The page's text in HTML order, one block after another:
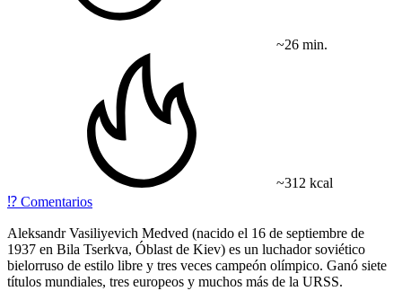
~26 min.
~312 kcal
⁉️ Comentarios
Aleksandr Vasiliyevich Medved (nacido el 16 de septiembre de
1937 en Bila Tserkva, Óblast de Kiev) es un luchador soviético
bielorruso de estilo libre y tres veces campeón olímpico. Ganó siete
títulos mundiales, tres europeos y muchos más de la URSS.